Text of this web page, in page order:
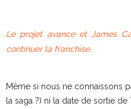
Le projet avance et James
continuer la franchise.
Même si nous ne connaissons
la saga ?) ni la date de sortie